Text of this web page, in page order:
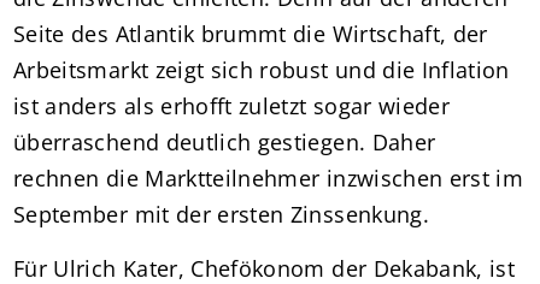
Seite des Atlantik brummt die Wirtschaft, der
Arbeitsmarkt zeigt sich robust und die Inflation
ist anders als erhofft zuletzt sogar wieder
überraschend deutlich gestiegen. Daher
rechnen die Marktteilnehmer inzwischen erst im
September mit der ersten Zinssenkung.
Für Ulrich Kater, Chefökonom der Dekabank, ist